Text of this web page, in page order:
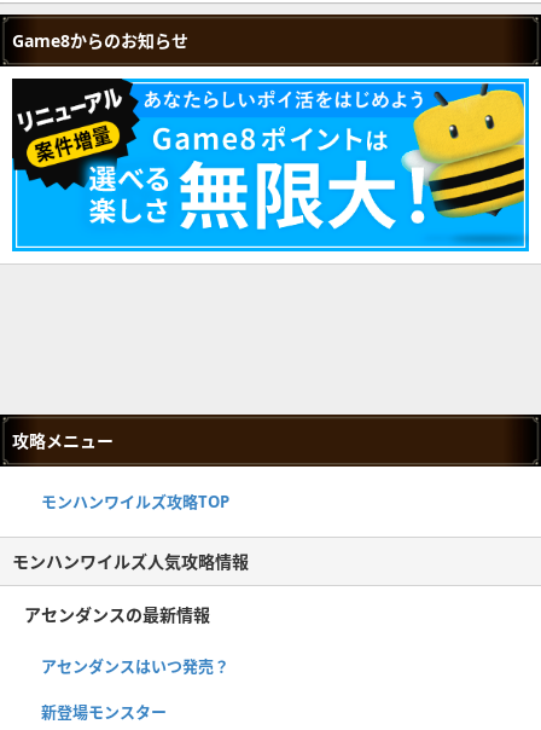
Game8からのお知らせ
攻略メニュー
モンハンワイルズ攻略TOP
モンハンワイルズ人気攻略情報
アセンダンスの最新情報
アセンダンスはいつ発売？
新登場モンスター